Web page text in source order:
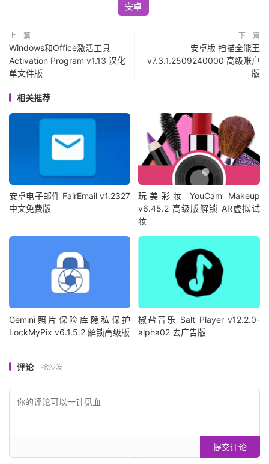
安卓
上一篇
Windows和Office激活工具
Activation Program v1.13 汉化
单文件版
下一篇
安卓版 扫描全能王
v7.3.1.2509240000 高级账户
版
相关推荐
安卓电子邮件 FairEmail v1.2327
中文免费版
玩美彩妆 YouCam Makeup
v6.45.2 高级版解锁 AR虚拟试
妆
Gemini照片保险库隐私保护
LockMyPix v6.1.5.2 解锁高级版
椒盐音乐 Salt Player v12.2.0-
alpha02 去广告版
评论 抢沙发
提交评论